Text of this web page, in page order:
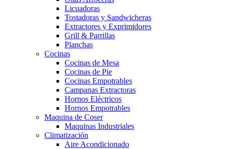
Licuadoras
Tostadoras y Sandwicheras
Extractores y Exprimidores
Grill & Parrillas
Planchas
Cocinas
Cocinas de Mesa
Cocinas de Pie
Cocinas Empotrables
Campanas Extractoras
Hornos Eléctricos
Hornos Empotrables
Maquina de Coser
Maquinas Industriales
Climatización
Aire Acondicionado